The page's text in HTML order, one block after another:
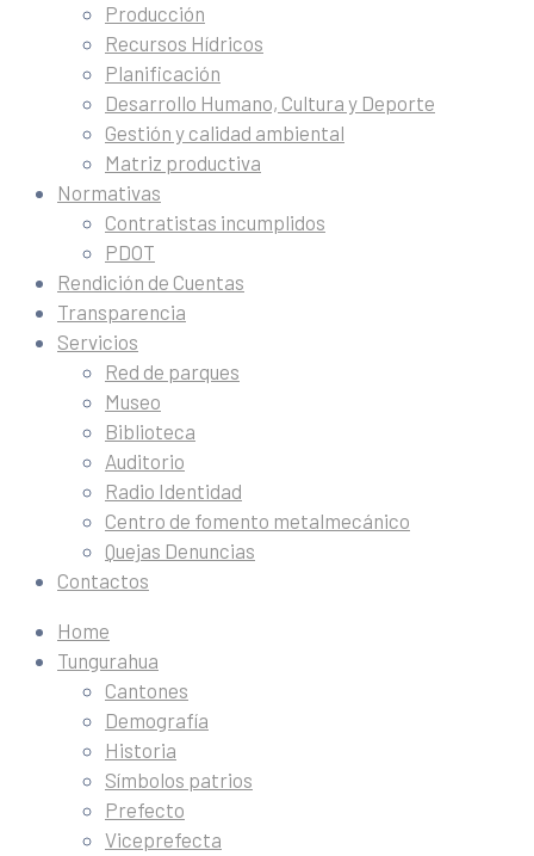
Producción
Recursos Hídricos
Planificación
Desarrollo Humano, Cultura y Deporte
Gestión y calidad ambiental
Matriz productiva
Normativas
Contratistas incumplidos
PDOT
Rendición de Cuentas
Transparencia
Servicios
Red de parques
Museo
Biblioteca
Auditorio
Radio Identidad
Centro de fomento metalmecánico
Quejas Denuncias
Contactos
Home
Tungurahua
Cantones
Demografía
Historia
Símbolos patrios
Prefecto
Viceprefecta